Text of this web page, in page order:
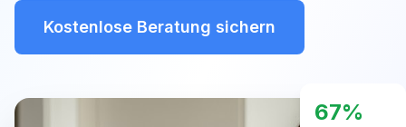
Kostenlose Beratung sichern
67%